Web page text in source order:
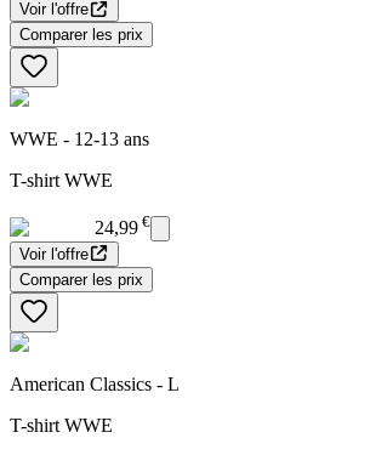
Voir l'offre
Comparer les prix
WWE - 12-13 ans
T-shirt WWE
24,99 €
Voir l'offre
Comparer les prix
American Classics - L
T-shirt WWE